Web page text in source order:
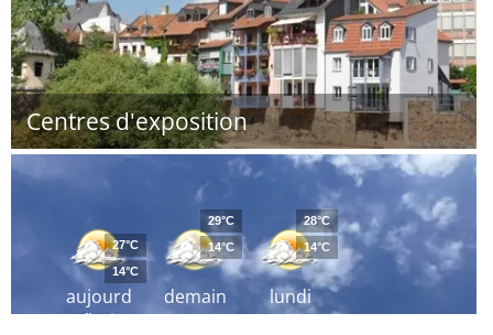
Centres d'exposition
aujourd
´hui
27°C
14°C
demain
29°C
14°C
lundi
28°C
14°C